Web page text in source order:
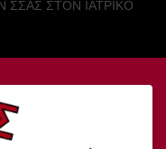
ΣΤΟΝ ΙΑΤΡΙΚΟ